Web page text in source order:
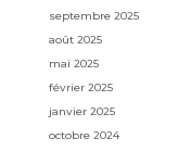
septembre 2025
août 2025
mai 2025
février 2025
janvier 2025
octobre 2024